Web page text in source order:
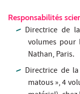
Responsabilités
Directrice de
volumes pour
Nathan, Paris.
Directrice de
matous », 4